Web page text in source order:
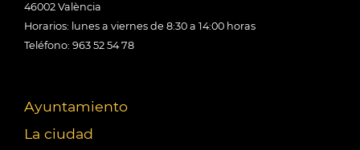
46002 València
Horarios: lunes a viernes de 8:30 a 14:00 horas
Teléfono: 963 52 54 78
Ayuntamiento
La ciudad